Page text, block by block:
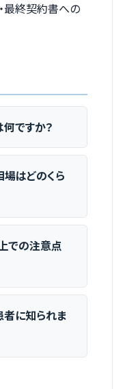
最終契約書への
ですか？
はどのくら
での注意点
者に知られま